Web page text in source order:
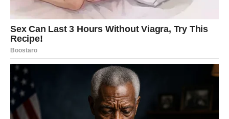
Frances nikada nije željela ići putevima koji su joj se
nudili. Odbijala je uloge u filmovima, pa čak i one koje su
kasnije pripale slavnim glumicama poput
Odustala je i od prilike da glumi u filmu“Alisa u zemlji
čudesa”
Tima Burtona. Umjesto filmske slave, pronašla
je utočište u
vizualnim umjetnostima
slikanju, stvaranju i izlaganju, gdje je mogla izraziti
vlastitu kreativnost bez stalnog podsjećanja na slavne